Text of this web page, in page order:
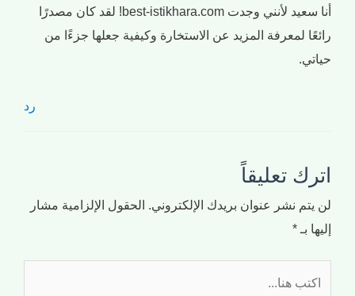
أنا سعيد لأنني وجدت best-istikhara.com! لقد كان مصدرًا
رائعًا لمعرفة المزيد عن الاستخارة وكيفية جعلها جزءًا من
حياتي.
رد
اترك تعليقاً
لن يتم نشر عنوان بريدك الإلكتروني. الحقول الإلزامية مشار
إليها بـ *